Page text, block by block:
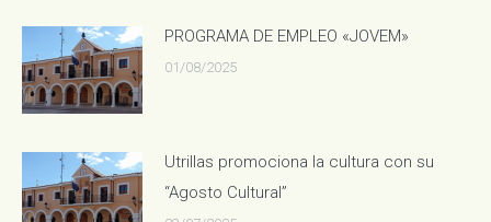
PROGRAMA DE EMPLEO «JOVEM»
01/08/2025
Utrillas promociona la cultura con su
“Agosto Cultural”